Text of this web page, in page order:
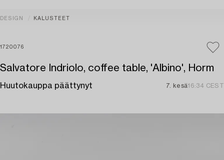
DESIGN KALUSTEET
1720076
Salvatore Indriolo, coffee table, 'Albino', Horm
Huutokauppa päättynyt 7. kesä16:34 CEST